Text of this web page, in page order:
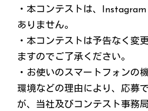
・本コンテストは、
ありません。
・本コンテストは予告なく変
ますのでご了承ください。
・お使いのスマートフォンの
環境などの理由により、応募
が、当社及びコンテスト事務